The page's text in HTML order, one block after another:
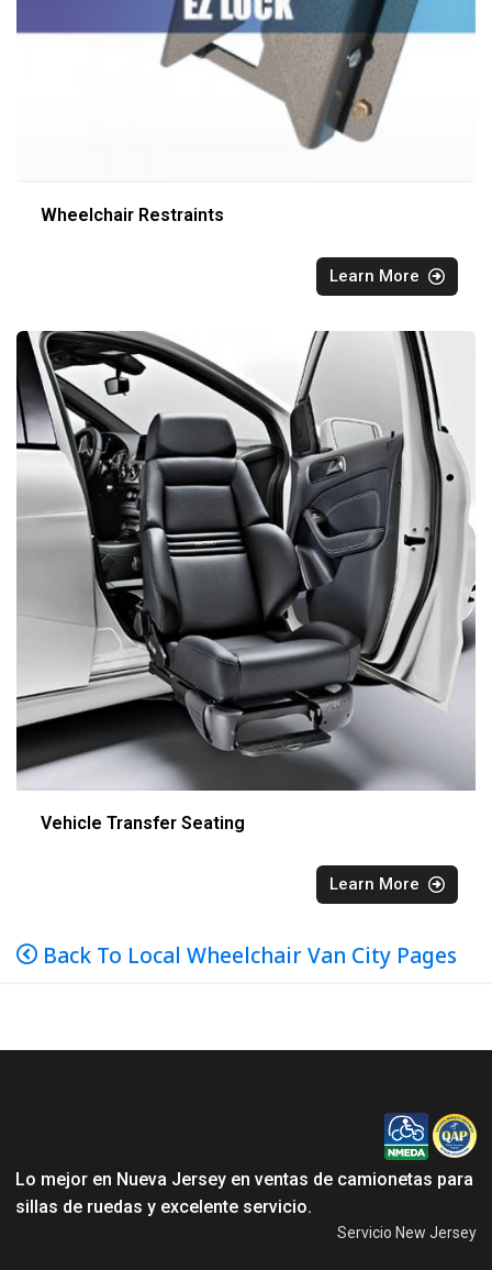
Wheelchair Restraints
Learn More
Vehicle Transfer Seating
Learn More
Back To Local Wheelchair Van City Pages
Lo mejor en Nueva Jersey en ventas de camionetas para
sillas de ruedas y excelente servicio.
Servicio New Jersey